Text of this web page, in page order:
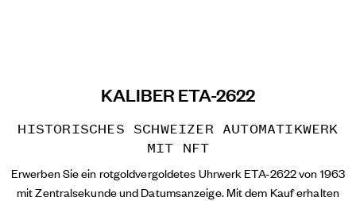
KALIBER ETA-2622
HISTORISCHES SCHWEIZER AUTOMATIKWERK
MIT NFT
Erwerben Sie ein rotgoldvergoldetes Uhrwerk ETA-2622 von 1963
mit Zentralsekunde und Datumsanzeige. Mit dem Kauf erhalten